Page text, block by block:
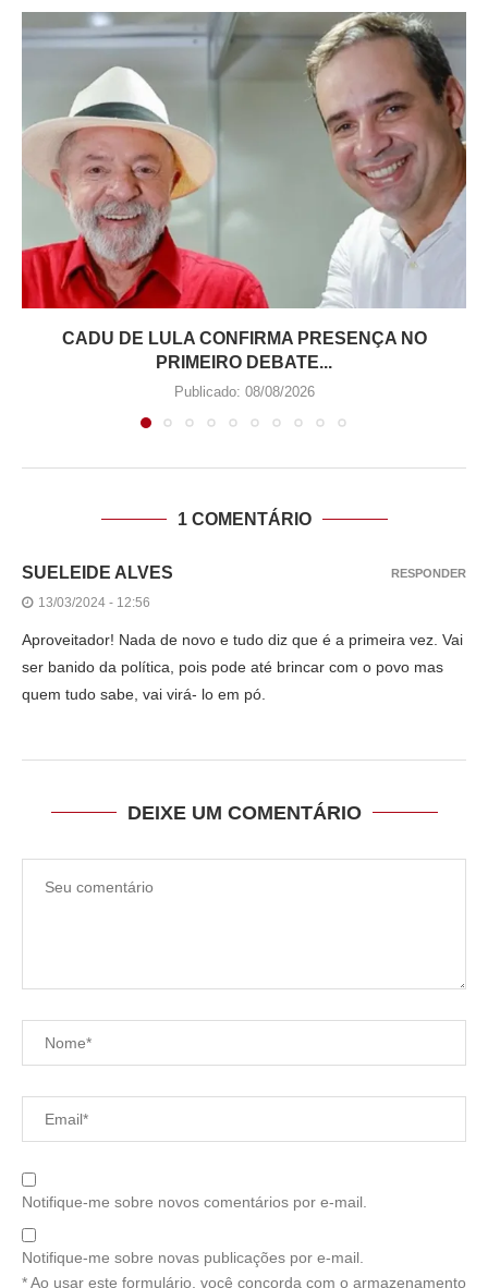
CADU DE LULA CONFIRMA PRESENÇA NO
PRIMEIRO DEBATE...
Publicado: 08/08/2026
1 COMENTÁRIO
SUELEIDE ALVES
13/03/2024 - 12:56
Aproveitador! Nada de novo e tudo diz que é a primeira vez. Vai
ser banido da política, pois pode até brincar com o povo mas
quem tudo sabe, vai virá- lo em pó.
RESPONDER
DEIXE UM COMENTÁRIO
Notifique-me sobre novos comentários por e-mail.
Notifique-me sobre novas publicações por e-mail.
* Ao usar este formulário, você concorda com o armazenamento